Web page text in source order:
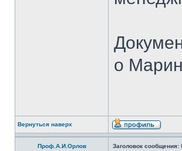
о
Вернуться наверх
Проф.А.И.Орлов Заголовок сообщения: